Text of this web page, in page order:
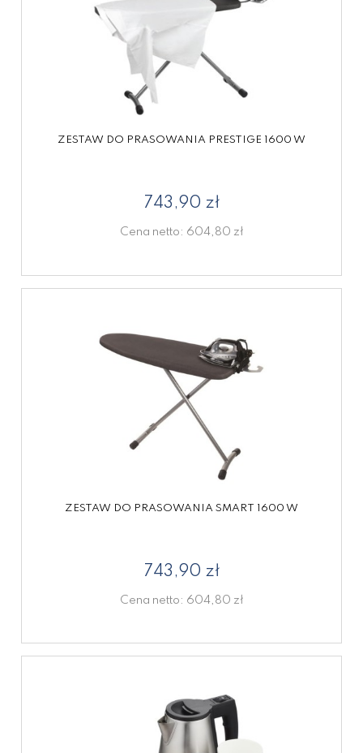
ZESTAW DO PRASOWANIA PRESTIGE 1600 W
743,90 zł
Cena netto: 604,80 zł
ZESTAW DO PRASOWANIA SMART 1600 W
743,90 zł
Cena netto: 604,80 zł